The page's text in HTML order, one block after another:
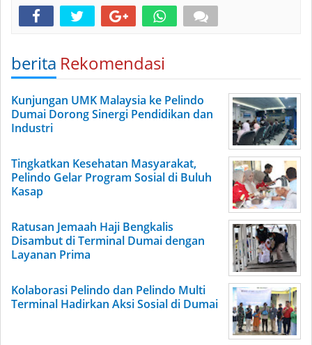
berita Rekomendasi
Kunjungan UMK Malaysia ke Pelindo
Dumai Dorong Sinergi Pendidikan dan
Industri
Tingkatkan Kesehatan Masyarakat,
Pelindo Gelar Program Sosial di Buluh
Kasap
Ratusan Jemaah Haji Bengkalis
Disambut di Terminal Dumai dengan
Layanan Prima
Kolaborasi Pelindo dan Pelindo Multi
Terminal Hadirkan Aksi Sosial di Dumai